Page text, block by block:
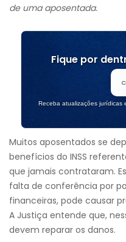
de uma aposentada.
Fique por
Receba atualizações jurídicas
Muitos aposentados se
benefícios do INSS
que jamais contrataram.
falta de conferência por
financeiras, pode causar
A Justiça entende que,
devem reparar os danos.